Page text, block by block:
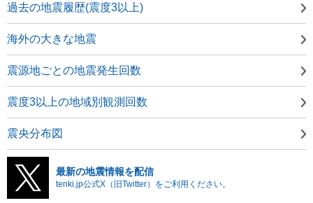
過去の地震履歴(震度3以上)
海外の大きな地震
震源地ごとの地震発生回数
震度3以上の地域別観測回数
震央分布図
最新の地震情報を配信
tenki.jp公式X（旧Twitter）をご利用ください。